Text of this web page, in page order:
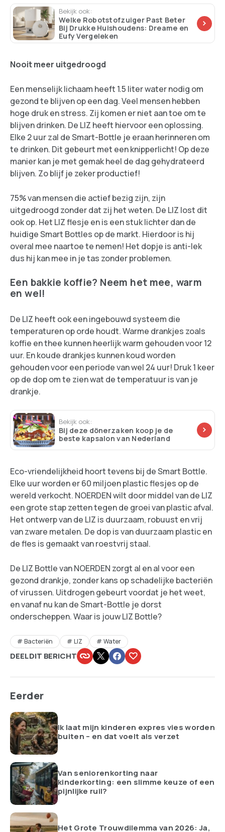
Bekijk ook:
Welke Robotstofzuiger Past Beter
Bij Drukke Huishoudens: Dreame en
Eufy Vergeleken
Nooit meer uitgedroogd
Een menselijk lichaam heeft 1.5 liter water nodig om
gezond te blijven op een dag. Veel mensen hebben
hoge druk en stress. Zij komen er niet aan toe om te
blijven drinken. De LIZ heeft hiervoor een oplossing.
Elke 2 uur zal de Smart-Bottle je eraan herinneren om
te drinken. Dit gebeurt met een knipperlicht! Op deze
manier kan je met gemak heel de dag gehydrateerd
blijven. Zo blijf je zeker productief!
75% van mensen die actief bezig zijn, zijn
uitgedroogd zonder dat zij het weten. De LIZ lost dit
ook op. Het LIZ flesje en is een stuk lichter dan de
huidige Smart Bottles op de markt. Hierdoor is hij
overal mee naartoe te nemen! Het dopje is anti-lek
dus hij kan mee in je tas zonder problemen.
Een bakkie koffie? Neem het mee, warm
en wel!
De LIZ heeft ook een ingebouwd systeem die
temperaturen op orde houdt. Warme drankjes zoals
koffie en thee kunnen heerlijk warm gehouden voor 12
uur. En koude drankjes kunnen koud worden
gehouden voor een periode van wel 24 uur! Druk 1 keer
op de dop om te zien wat de temperatuur is van je
drankje.
Bekijk ook:
Bij deze dönerzaken koop je de
beste kapsalon van Nederland
Eco-vriendelijkheid hoort tevens bij de Smart Bottle.
Elke uur worden er 60 miljoen plastic flesjes op de
wereld verkocht. NOERDEN wilt door middel van de LIZ
een grote stap zetten tegen de groei van plastic afval.
Het ontwerp van de LIZ is duurzaam, robuust en vrij
van zware metalen. De dop is van duurzaam plastic en
de fles is gemaakt van roestvrij staal.
De LIZ Bottle van NOERDEN zorgt al en al voor een
gezond drankje, zonder kans op schadelijke bacteriën
of virussen. Uitdrogen gebeurt voordat je het weet,
en vanaf nu kan de Smart-Bottle je dorst
onderscheppen. Waar is jouw LIZ Bottle?
Bacteriën LIZ Water
DEEL DIT BERICHT
Eerder
Ik laat mijn kinderen expres vies worden
buiten – en dat voelt als verzet
Van seniorenkorting naar
kinderkorting: een slimme keuze of een
pijnlijke ruil?
Het Grote Trouwdilemma van 2026: Ja,